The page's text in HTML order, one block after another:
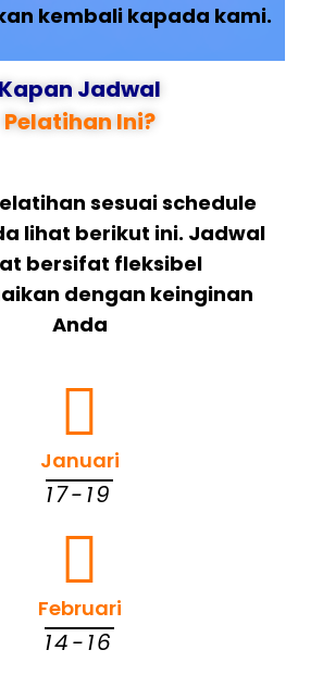
kembali kapada kami.
Kapan Jadwal
Pelatihan Ini?
sesuai schedule
lihat berikut ini. Jadwal
bersifat fleksibel
dengan keinginan
Anda
Januari
17-19
Februari
14-16